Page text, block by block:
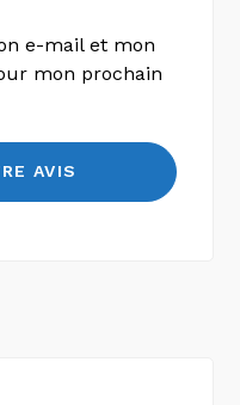
e-mail et mon
mon prochain